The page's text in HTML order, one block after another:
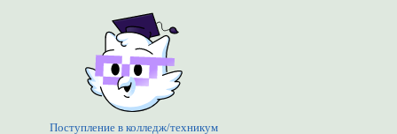
Поступление в колледж/техникум